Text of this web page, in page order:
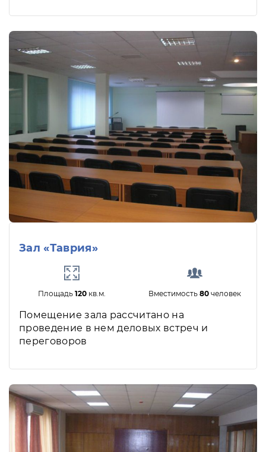
Зал «Таврия»
Площадь 120кв.м. Вместимость80 человек
Помещение зала рассчитано на
проведение в нем деловых встреч и
переговоров